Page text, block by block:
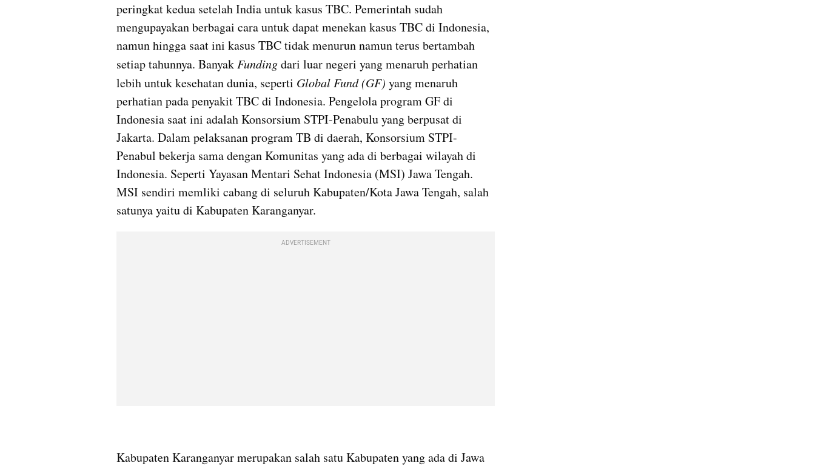
peringkat kedua setelah India untuk kasus TBC. Pemerintah sudah
mengupayakan berbagai cara untuk dapat menekan kasus TBC di Indonesia,
namun hingga saat ini kasus TBC tidak menurun namun terus bertambah
setiap tahunnya. Banyak Funding dari luar negeri yang menaruh perhatian
lebih untuk kesehatan dunia, seperti Global Fund (GF) yang menaruh
perhatian pada penyakit TBC di Indonesia. Pengelola program GF di
Indonesia saat ini adalah Konsorsium STPI-Penabulu yang berpusat di
Jakarta. Dalam pelaksanan program TB di daerah, Konsorsium STPI-
Penabul bekerja sama dengan Komunitas yang ada di berbagai wilayah di
Indonesia. Seperti Yayasan Mentari Sehat Indonesia (MSI) Jawa Tengah.
MSI sendiri memliki cabang di seluruh Kabupaten/Kota Jawa Tengah, salah
satunya yaitu di Kabupaten Karanganyar.
ADVERTISEMENT
Kabupaten Karanganyar merupakan salah satu Kabupaten yang ada di Jawa